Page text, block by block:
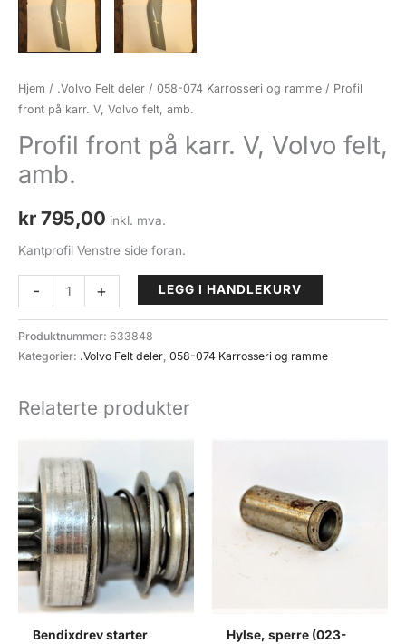
Hjem / .Volvo Felt deler / 058-074 Karrosseri og ramme / Profil
front på karr. V, Volvo felt, amb.
Profil front på karr. V, Volvo felt,
amb.
kr 795,00 inkl. mva.
Kantprofil Venstre side foran.
-
front
på
karr.
Volvo
+ LEGG I HANDLEKURV
Produktnummer: 633848
Kategorier: .Volvo Felt deler 058-074 Karrosseri og ramme
Relaterte produkter
Bendixdrev starter
Hylse, sperre (023-